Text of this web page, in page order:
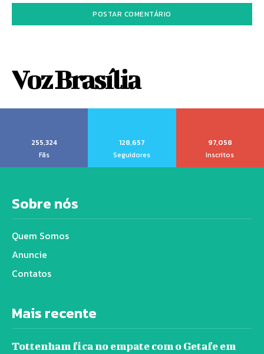
Voz Brasília
255,324
Fãs
128,657
Seguidores
97,058
Inscritos
Sobre nós
Quem Somos
Anuncie
Contatos
Mais recente
Tottenham fica no empate com o Getafe em